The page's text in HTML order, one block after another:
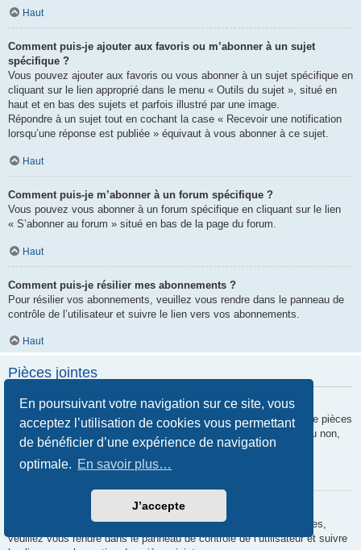
En poursuivant votre navigation sur ce site, vous
acceptez l’utilisation de cookies vous permettant
de bénéficier d’une expérience de navigation
optimale. En savoir plus…
J’accepte
Haut
Comment puis-je ajouter aux favoris ou m’abonner à un sujet
spécifique ?
Vous pouvez ajouter aux favoris ou vous abonner à un sujet spécifique en
cliquant sur le lien approprié dans le menu « Outils du sujet », situé en
haut et en bas des sujets et parfois illustré par une image.
Répondre à un sujet tout en cochant la case « Recevoir une notification
lorsqu’une réponse est publiée » équivaut à vous abonner à ce sujet.
Haut
Comment puis-je m’abonner à un forum spécifique ?
Vous pouvez vous abonner à un forum spécifique en cliquant sur le lien
« S’abonner au forum » situé en bas de la page du forum.
Haut
Comment puis-je résilier mes abonnements ?
Pour résilier vos abonnements, veuillez vous rendre dans le panneau de
contrôle de l’utilisateur et suivre le lien vers vos abonnements.
Haut
Pièces jointes
Quelles pièces jointes sont autorisées sur ce forum ?
Chaque administrateur peut autoriser ou interdire certains types de pièces
jointes. Si vous n’êtes pas certain de savoir ce qui est autorisé ou non,
nous vous invitons à contacter un administrateur du forum.
Comment puis-je retrouver toutes mes pièces jointes ?
Pour retrouver la liste des pièces jointes que vous avez transférées,
veuillez vous rendre dans le panneau de contrôle de l’utilisateur et suivre